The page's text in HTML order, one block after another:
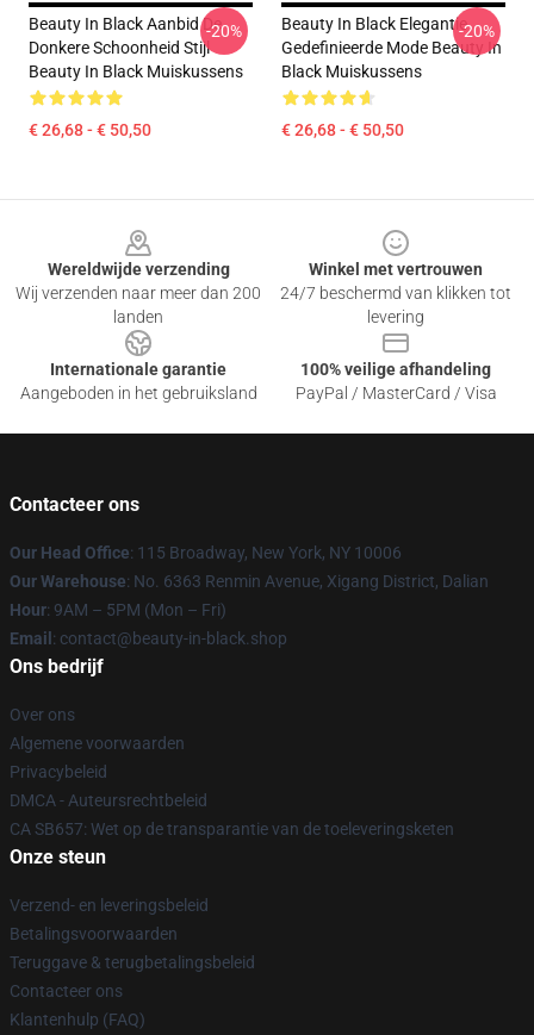
Beauty In Black Aanbid De
Donkere Schoonheid Stijl
Beauty In Black Muiskussens
€ 26,68 - € 50,50
-20%
Beauty In Black Elegantie
Gedefinieerde Mode Beauty In
Black Muiskussens
€ 26,68 - € 50,50
-20%
Wereldwijde verzending
Wij verzenden naar meer dan 200
landen
Winkel met vertrouwen
24/7 beschermd van klikken tot
levering
Internationale garantie
Aangeboden in het gebruiksland
100% veilige afhandeling
PayPal / MasterCard / Visa
Contacteer ons
Our Head Office: 115 Broadway, New York, NY 10006
Our Warehouse: No. 6363 Renmin Avenue, Xigang District, Dalian
Hour: 9AM – 5PM (Mon – Fri)
Email : contact@beauty-in-black.shop
Ons bedrijf
Over ons
Algemene voorwaarden
Privacybeleid
DMCA - Auteursrechtbeleid
CA SB657: Wet op de transparantie van de toeleveringsketen
Onze steun
Verzend- en leveringsbeleid
Betalingsvoorwaarden
Teruggave & terugbetalingsbeleid
Contacteer ons
Klantenhulp (FAQ)